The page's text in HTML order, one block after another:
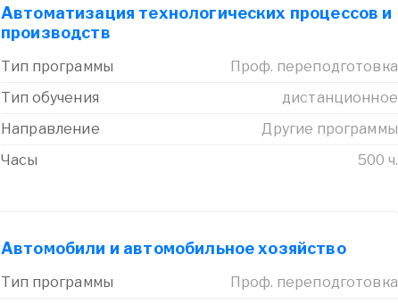
Автоматизация технологических процессов и
производств
Тип программы
Проф. переподготовка
Тип обучения
дистанционное
Направление
Другие программы
Часы
500 ч.
Автомобили и автомобильное хозяйство
Тип программы
Проф. переподготовка